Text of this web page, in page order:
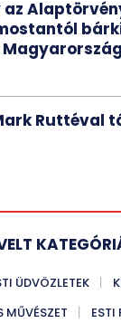
az
Ruttéval
ÜDVÖZLETEK
MŰVÉSZET
ESTI